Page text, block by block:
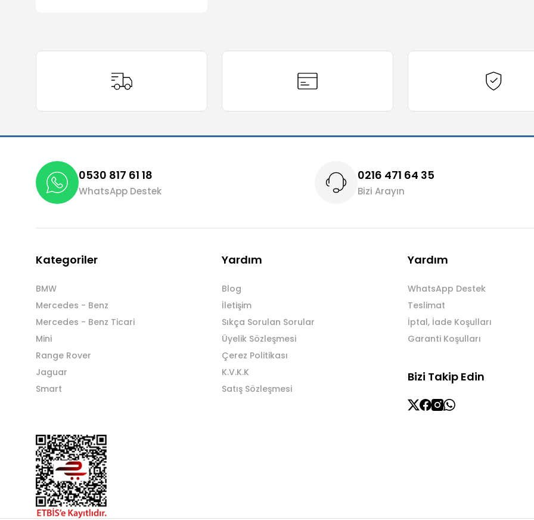
0530 817 61 18
WhatsApp Destek
0216 471 64 35
Bizi Arayın
Kategoriler
BMW
Mercedes - Benz
Mercedes - Benz Ticari
Mini
Range Rover
Jaguar
Smart
Yardım
Blog
İletişim
Sıkça Sorulan Sorular
Üyelik Sözleşmesi
Çerez Politikası
K.V.K.K
Satış Sözleşmesi
Yardım
WhatsApp Destek
Teslimat
İptal, İade Koşulları
Garanti Koşulları
Bizi Takip Edin